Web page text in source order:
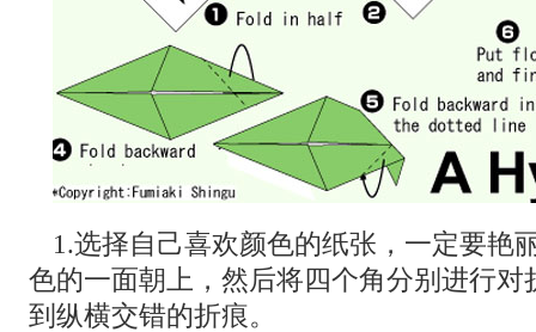
1.选择自己喜欢颜色的纸张，一定要艳
色的一面朝上，然后将四个角分别进行对
到纵横交错的折痕。